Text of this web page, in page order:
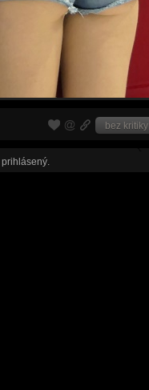
bez kritiky
prihlásený.